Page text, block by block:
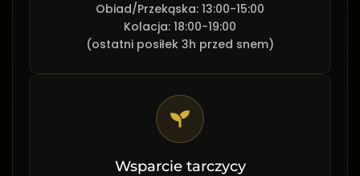
Obiad/Przekąska: 13:00-15:00
Kolacja: 18:00-19:00
(ostatni posiłek 3h przed snem)
Wsparcie tarczycy